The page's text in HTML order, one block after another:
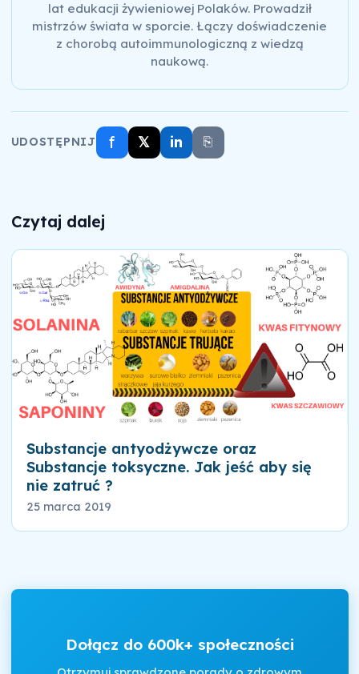
lat edukacji żywieniowej Polaków. Prowadził
mistrzów świata w sporcie. Łączy doświadczenie
z chorobą autoimmunologiczną z wiedzą
naukową.
UDOSTĘPNIJ f 𝕏 in ⎘
Czytaj dalej
Substancje antyodżywcze oraz
Substancje toksyczne. Jak jeść aby się
nie zatruć ?
25 marca 2019
Dołącz do 600k+ społeczności